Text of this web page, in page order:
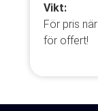
Vikt:
För pris
för offert!